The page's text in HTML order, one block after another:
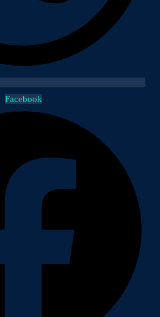
Facebook